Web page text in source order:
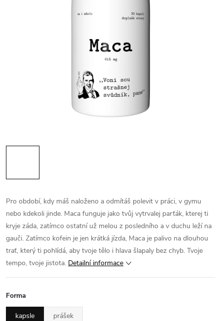
Pro období, kdy máš naloženo a odmítáš polevit v práci, v gymu
nebo kdekoli jinde. Maca funguje jako tvůj vytrvalej parťák, kterej ti
kryje záda, zatímco ostatní už melou z posledního a v duchu leží na
gauči. Zatímco kofein je jen krátká jízda, Maca je palivo na dlouhou
trať, který ti pohlídá, aby tvoje tělo i hlava šlapaly bez chyb. Tvoje
tempo, tvoje jistota. Detailní informace
Forma
kapsle prášek